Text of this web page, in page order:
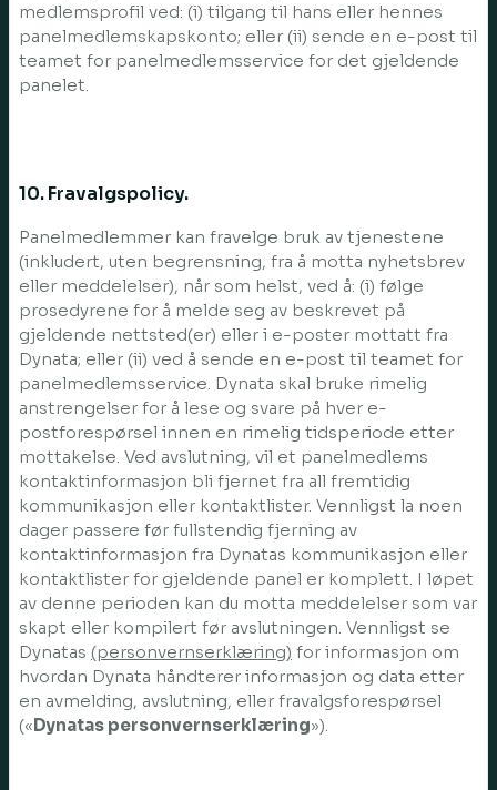
medlemsprofil ved: (i) tilgang til hans eller hennes
panelmedlemskapskonto; eller (ii) sende en e-post til
teamet for panelmedlemsservice for det gjeldende
panelet.
10. Fravalgspolicy.
Panelmedlemmer kan fravelge bruk av tjenestene
(inkludert, uten begrensning, fra å motta nyhetsbrev
eller meddelelser), når som helst, ved å: (i) følge
prosedyrene for å melde seg av beskrevet på
gjeldende nettsted(er) eller i e-poster mottatt fra
Dynata; eller (ii) ved å sende en e-post til teamet for
panelmedlemsservice. Dynata skal bruke rimelig
anstrengelser for å lese og svare på hver e-
postforespørsel innen en rimelig tidsperiode etter
mottakelse. Ved avslutning, vil et panelmedlems
kontaktinformasjon bli fjernet fra all fremtidig
kommunikasjon eller kontaktlister. Vennligst la noen
dager passere før fullstendig fjerning av
kontaktinformasjon fra Dynatas kommunikasjon eller
kontaktlister for gjeldende panel er komplett. I løpet
av denne perioden kan du motta meddelelser som var
skapt eller kompilert før avslutningen. Vennligst se
Dynatas (personvernserklæring) for informasjon om
hvordan Dynata håndterer informasjon og data etter
en avmelding, avslutning, eller fravalgsforespørsel
(«Dynatas personvernserklæring»).